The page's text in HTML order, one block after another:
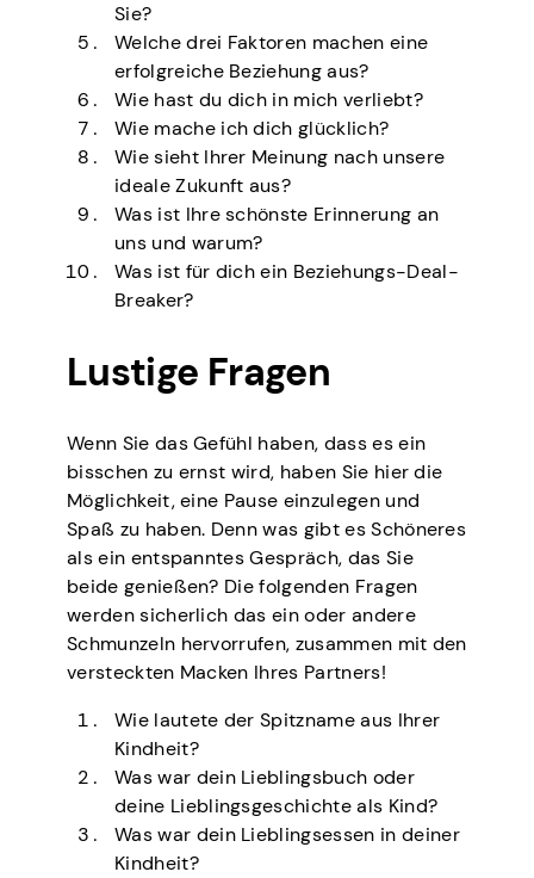
Sie?
Welche drei Faktoren machen eine
erfolgreiche Beziehung aus?
Wie hast du dich in mich verliebt?
Wie mache ich dich glücklich?
Wie sieht Ihrer Meinung nach unsere
ideale Zukunft aus?
Was ist Ihre schönste Erinnerung an
uns und warum?
Was ist für dich ein Beziehungs-Deal-
Breaker?
Lustige Fragen
Wenn Sie das Gefühl haben, dass es ein
bisschen zu ernst wird, haben Sie hier die
Möglichkeit, eine Pause einzulegen und
Spaß zu haben. Denn was gibt es Schöneres
als ein entspanntes Gespräch, das Sie
beide genießen? Die folgenden Fragen
werden sicherlich das ein oder andere
Schmunzeln hervorrufen, zusammen mit den
versteckten Macken Ihres Partners!
Wie lautete der Spitzname aus Ihrer
Kindheit?
Was war dein Lieblingsbuch oder
deine Lieblingsgeschichte als Kind?
Was war dein Lieblingsessen in deiner
Kindheit?